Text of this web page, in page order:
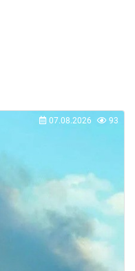
07.08.2026 93